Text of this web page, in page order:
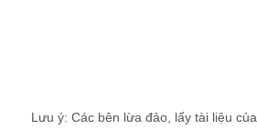
Lưu ý: Các bên lừa đảo, lấy tài liệu của